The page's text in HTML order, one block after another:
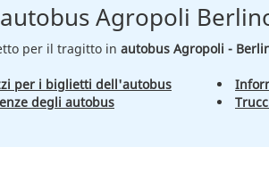
Agropoli
per il tragitto in autobus Agropoli -
per i biglietti dell'autobus
degli autobus